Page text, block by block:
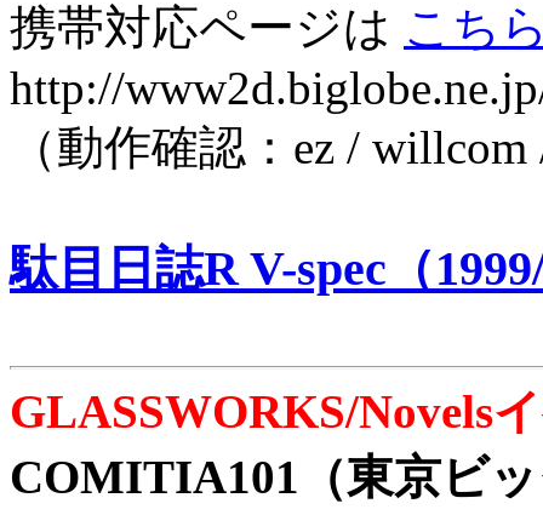
携帯対応ページは こち
http://
（動作確認：ez /
駄目日誌R V-spec（
GLASSWORKS/Novels
COMITIA101（東京ビ